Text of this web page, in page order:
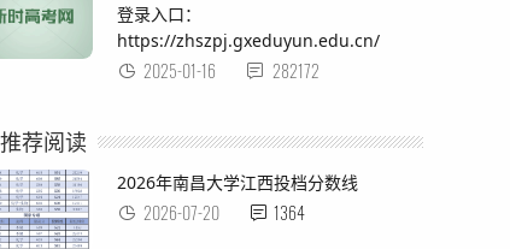
登录入口：
https://zhszpj.gxeduyun.edu.cn/
2025-01-16 282172
推荐阅读
2026年南昌大学江西投档分数线
2026-07-20 1364